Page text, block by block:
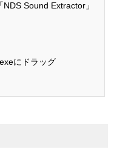
Sound Extractor」
にドラッグ